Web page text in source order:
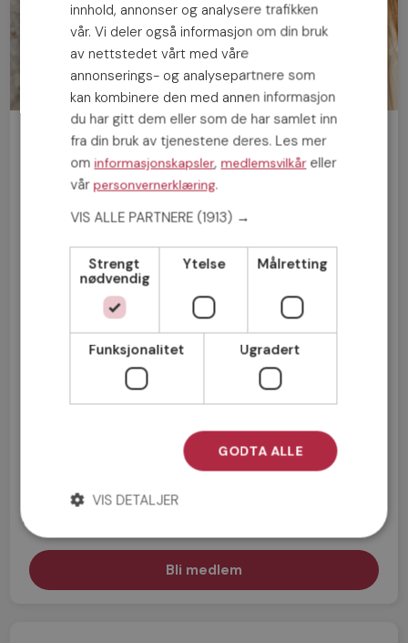
Bli medlem gratis!
Mann
innhold, annonser og analysere trafikken
vår. Vi deler også informasjon om din bruk
av nettstedet vårt med våre
annonserings- og analysepartnere som
kan kombinere den med annen informasjon
du har gitt dem eller som de har samlet inn
fra din bruk av tjenestene deres. Les mer
ominformasjonskapsler,medlemsvilkåreller
vårpersonvernerklæring.
VIS ALLE PARTNERE (1913) →
Strengt
nødvendig
Ytelse Målretting
Funksjonalitet Ugradert
GODTA ALLE
VIS DETALJER